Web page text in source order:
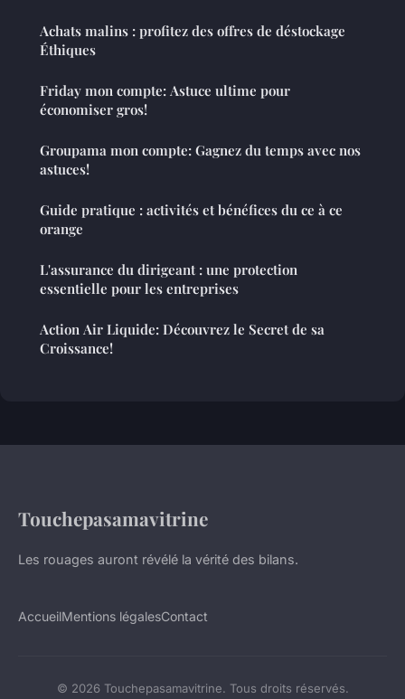
Achats malins : profitez des offres de déstockage
Éthiques
Friday mon compte: Astuce ultime pour
économiser gros!
Groupama mon compte: Gagnez du temps avec nos
astuces!
Guide pratique : activités et bénéfices du ce à ce
orange
L'assurance du dirigeant : une protection
essentielle pour les entreprises
Action Air Liquide: Découvrez le Secret de sa
Croissance!
Touchepasamavitrine
Les rouages auront révélé la vérité des bilans.
AccueilMentions légalesContact
© 2026 Touchepasamavitrine. Tous droits réservés.